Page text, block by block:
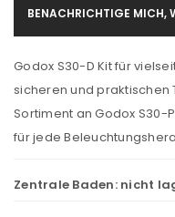
BENACHRICHTIGE MICH,
Godox S30-D Kit für
sicheren und praktischen
Sortiment an Godox S30-
für jede
Zentrale Baden: nicht